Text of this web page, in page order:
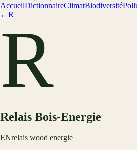
AccueilDictionnaireClimatBiodiversité
←R
R
Relais Bois-Energie
ENrelais wood energie